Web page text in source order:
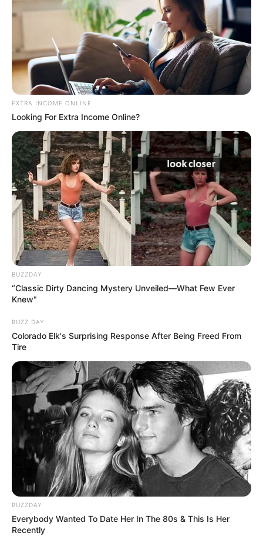
für jeden Geschmack.
Touristinformation Grömitz mit
Stadt- und
Erlebnisführungenin der Region sowie
Übernachtungsmöglichkeiten. Möglich ist außerdem die
Bestellung eines kostenlosen Reiseführers als Prospekt
Links zu Ausflugszielen und Sehenswürdigkeiten
in Grömitz, in Kabelhorst und in Lensahn bzw. in
der Umgebung von rund 30 km um Grömitz
(Wagrien):
Museumshof Lensahn - Eine Ausstellung zur
Geschichte der Landwirtschaft und des Handwerks
zum Anschauen und Anfassen. Informationen unter
www.museumshof-lensahn.de.
Backsteinkirche gehört das ehemalige
Besucherattraktionen auf der Halbinsel Wagrien.
Die im Stil der norddeutschen Backsteingotik
Wallfahrtsort. Informationen unterwww.kloster-cisma
r.info.
Naturmuseum Cismar - Ein Naturmuseum in dem
Versteinerungen, präparierte Tiere, Muscheln,
Korallen usw. ausgestellt werden. Informationen
unterwww.hausdernatur.de
Zoo Arche Noah in Grömitz (Ostsee) - Kostenlose
Führung (60 Min) mit den Tierpflegern,
Besonderheiten: Liger (Tiger und Löwe). Grillplätze
mitgeführt werden. Informationen unter
www.zoo-arc
EXTRA INCOME ONLINE
Looking For Extra Income Online?
BUZZDAY
“Classic Dirty Dancing Mystery Unveiled—What Few Ever
Knew"
BUZZ DAY
Colorado Elk's Surprising Response After Being Freed From
Tire
BUZZDAY
Everybody Wanted To Date Her In The 80s & This Is Her
Recently